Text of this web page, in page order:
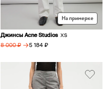
На примерке
Джинсы Acne Studios XS
8 000 ₽ → 5 184 ₽